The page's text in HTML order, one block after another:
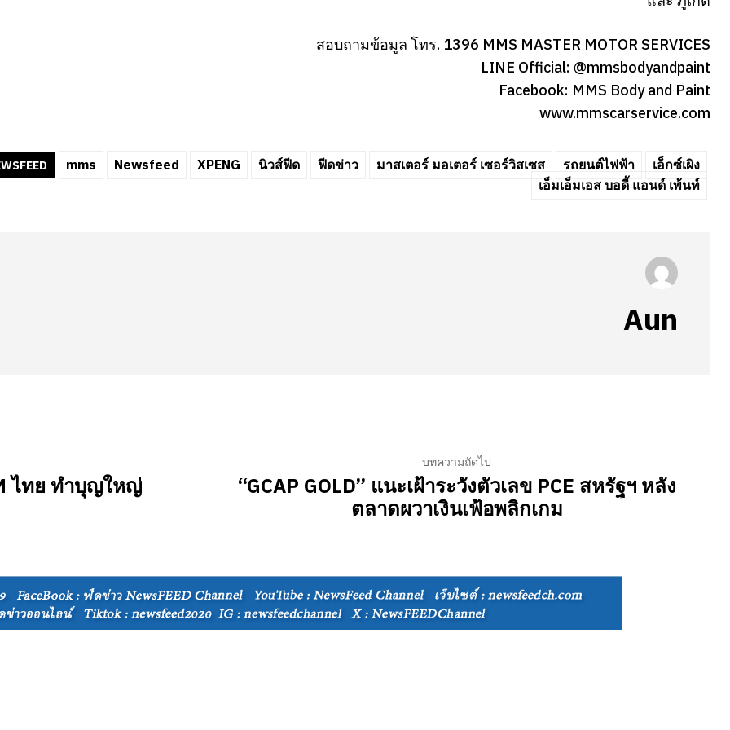
สอบถามข้อมูล โทร. 1396 MMS MASTER MOTOR SERVICES
LINE Official: @mmsbodyandpaint
Facebook: MMS Body and Paint
www.mmscarservice.com
mms Newsfeed XPENG นิวส์ฟีด ฟีดข่าว มาสเตอร์ มอเตอร์ เซอร์วิสเซส รถยนต์ไฟฟ้า
เอ็กซ์เผิง
เอ็มเอ็มเอส บอดี้ แอนด์ เพ้นท์
Aun
ไทย ทำบุญใหญ่
บทความถัดไป
“GCAP GOLD” แนะเฝ้าระวังตัวเลข PCE สหรัฐฯ หลัง
ตลาดผวาเงินเฟ้อพลิกเกม